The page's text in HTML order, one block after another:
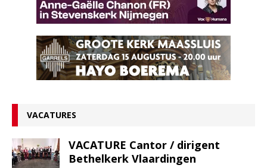
VACATURES
VACATURE Cantor / dirigent
Bethelkerk Vlaardingen